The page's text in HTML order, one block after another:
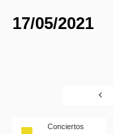
17/05/2021
Conciertos